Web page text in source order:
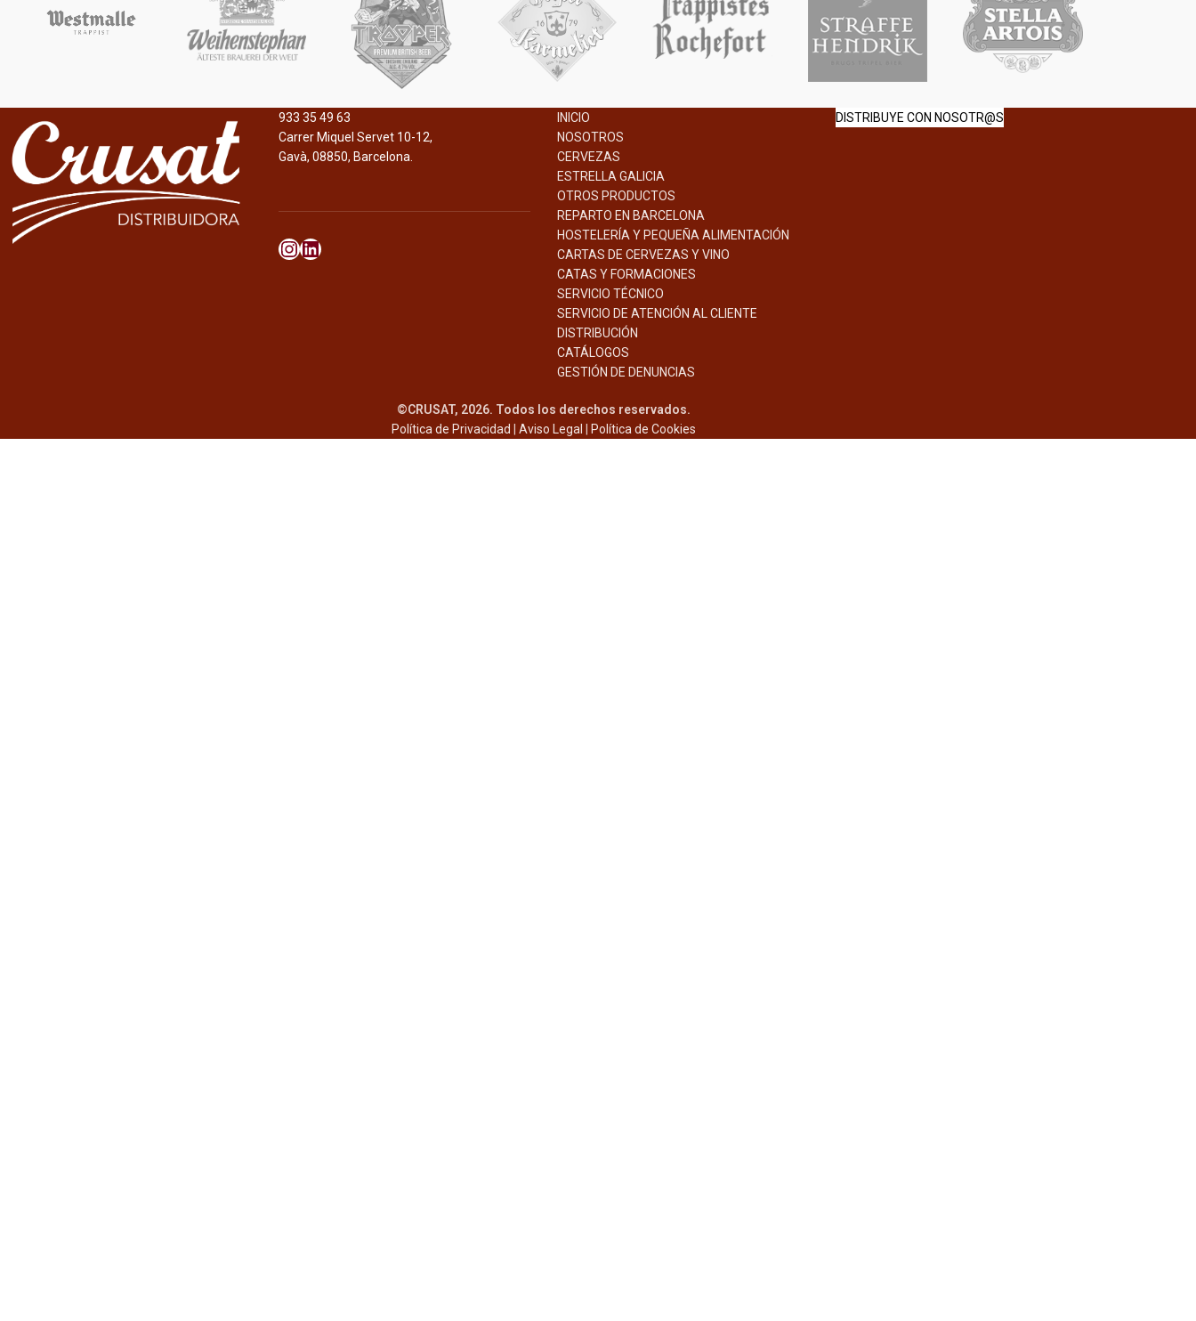
933 35 49 63
Carrer Miquel Servet 10-12,
Gavà, 08850, Barcelona.
INICIO
NOSOTROS
CERVEZAS
ESTRELLA GALICIA
OTROS PRODUCTOS
REPARTO EN BARCELONA
HOSTELERÍA Y PEQUEÑA ALIMENTACIÓN
CARTAS DE CERVEZAS Y VINO
CATAS Y FORMACIONES
SERVICIO TÉCNICO
SERVICIO DE ATENCIÓN AL CLIENTE
DISTRIBUCIÓN
CATÁLOGOS
GESTIÓN DE DENUNCIAS
DISTRIBUYE CON NOSOTR@S
©CRUSAT, 2026. Todos los derechos reservados.
Política de Privacidad | Aviso Legal | Política de Cookies